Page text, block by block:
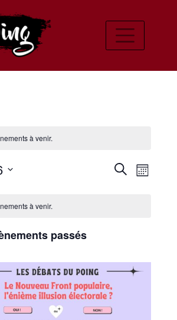
à venir.
vues
Recherche
Mois
à venir.
passés